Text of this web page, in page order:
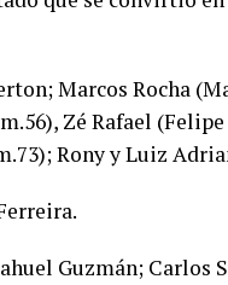
Marcos Rocha
Zé Rafael
Rony y Luiz
Guzmán; Carlos